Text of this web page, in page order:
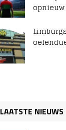
LAATSTE NIEUWS